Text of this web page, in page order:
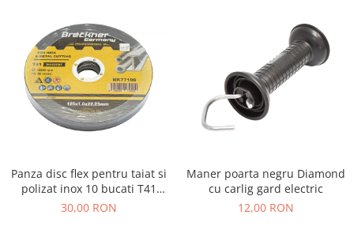
Panza disc flex pentru taiat si
polizat inox 10 bucati T41
125x1.0x22mm
30,00 RON
Maner poarta negru Diamond
cu carlig gard electric
12,00 RON